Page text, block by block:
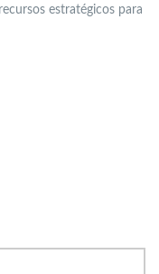
estratégicos para